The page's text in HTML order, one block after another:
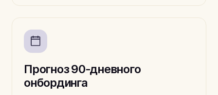
Прогноз 90-дневного
онбординга